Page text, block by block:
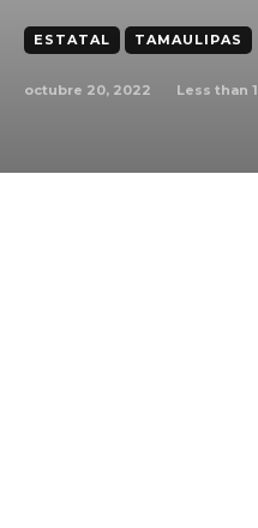
ESTATAL TAMAULIPAS
octubre 20, 2022 Less than 1